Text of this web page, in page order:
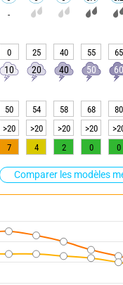
Comparer les modèles
-
0 25 40 55 65
10 20 40 50 60
50 54 58 68 80
>20 >20 >20 >20
7 4 2 0 0